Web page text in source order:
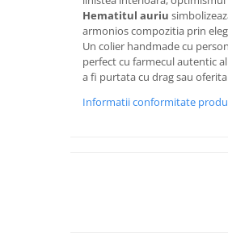
Hematitul auriu
armonios compozitia prin
Un colier handmade cu
perfect cu farmecul autentic
a fi purtata cu drag sau
Informatii conformitate